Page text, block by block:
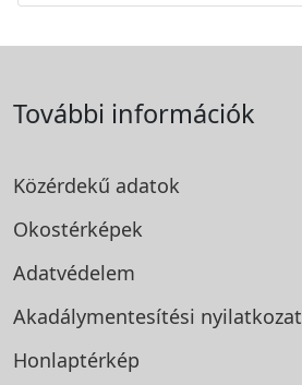
További információk
Közérdekű adatok
Okostérképek
Adatvédelem
Akadálymentesítési nyilatkozat
Honlaptérkép